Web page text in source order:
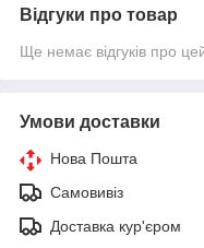
Відгуки про товар
Ще немає відгуків про
Умови доставки
Нова Пошта
Самовивіз
Доставка кур'єром